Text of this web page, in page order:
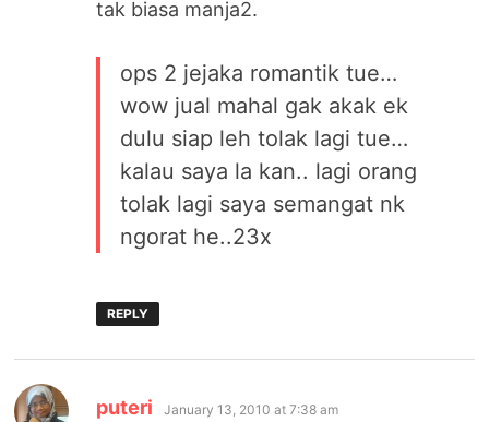
tak biasa manja2.
ops 2 jejaka romantik tue…
wow jual mahal gak akak ek
dulu siap leh tolak lagi tue…
kalau saya la kan.. lagi orang
tolak lagi saya semangat nk
ngorat he..23x
REPLY
puteri says:
January 13, 2010 at 7:38 am